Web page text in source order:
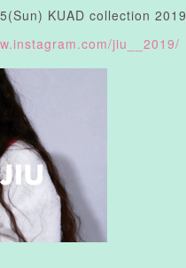
KUAD collection 2019
jiu__2019/